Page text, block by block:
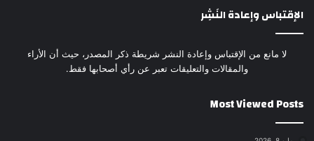
الإقتباس وإعادة النَشِر
لا مانع من الإقتباس وإعادة النشر شريطة ذكر المصدر، حيث أن الأراء
والمقالات والتعليقات تعبر عن رأي أصحابها فقط.
Most Viewed Posts